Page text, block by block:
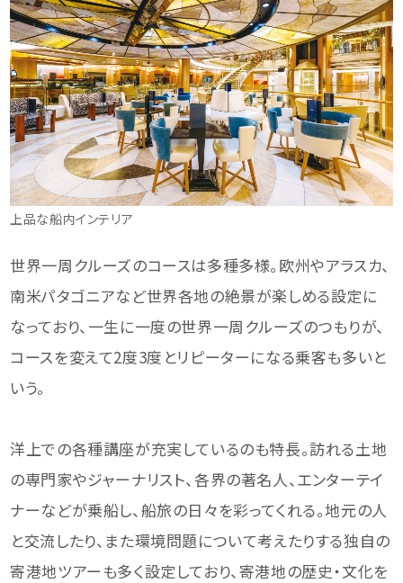
上品な船内インテリア
世界一周クルーズのコースは多種多様。欧州やアラスカ、
南米パタゴニアなど世界各地の絶景が楽しめる設定に
なっており、一生に一度の世界一周クルーズのつもりが、
コースを変えて2度3度とリピーターになる乗客も多いと
いう。
洋上での各種講座が充実しているのも特長。訪れる土地
の専門家やジャーナリスト、各界の著名人、エンターテイ
ナーなどが乗船し、船旅の日々を彩ってくれる。地元の人
と交流したり、また環境問題について考えたりする独自の
寄港地ツアーも多く設定しており、寄港地の歴史・文化を